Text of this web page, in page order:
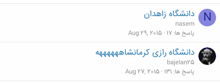
N دانشگاه زاهدان
nasem
پاسخ ها 17
Aug 29, 2015
دانشگاه رازی کرمانشاههههههه
bajelan25
پاسخ ها 131
Aug 27, 2015